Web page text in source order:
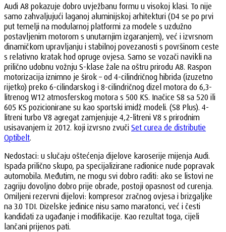
Audi A8 pokazuje dobro uvježbanu formu u visokoj klasi. To nije
samo zahvaljujući laganoj aluminijskoj arhitekturi (D4 se po prvi
put temelji na modularnoj platformi za modele s uzdužno
postavljenim motorom s unutarnjim izgaranjem), već i izvrsnom
dinamičkom upravljanju i stabilnoj povezanosti s površinom ceste
s relativno kratak hod opruge ovjesa. Samo se vozači navikli na
prilično udobnu vožnju S-klase žale na oštru prirodu A8. Raspon
motorizacija iznimno je širok – od 4-cilindričnog hibrida (izuzetno
rijetko) preko 6-cilindarskog i 8-cilindričnog dizel motora do 6,3-
litrenog W12 atmosferskog motora s 500 KS. Inačice S8 sa 520 ili
605 KS pozicionirane su kao sportski imidž modeli. (S8 Plus). 4-
litreni turbo V8 agregat zamjenjuje 4,2-litreni V8 s prirodnim
usisavanjem iz 2012. koji izvrsno zvuči Set curea de distributie
Optibelt.
Nedostaci: u slučaju oštećenja dijelove karoserije mijenja Audi.
Ispada prilično skupo, pa specijalizirane radionice nude popravak
automobila. Međutim, ne mogu svi dobro raditi: ako se listovi ne
zagriju dovoljno dobro prije obrade, postoji opasnost od curenja.
Omiljeni rezervni dijelovi: kompresor zračnog ovjesa i brizgaljke
na 3.0 TDI. Dizelske jedinice nisu samo maratonci, već i česti
kandidati za ugađanje i modifikacije. Kao rezultat toga, cijeli
lančani prijenos pati.